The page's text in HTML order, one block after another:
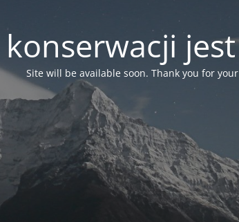
jest
Site will be available soon. Thank you for